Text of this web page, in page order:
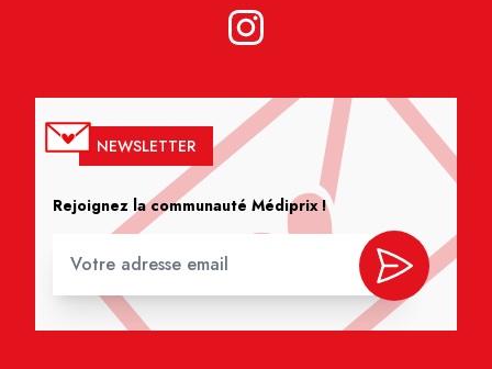
NEWSLETTER
Rejoignez la communauté Médiprix !